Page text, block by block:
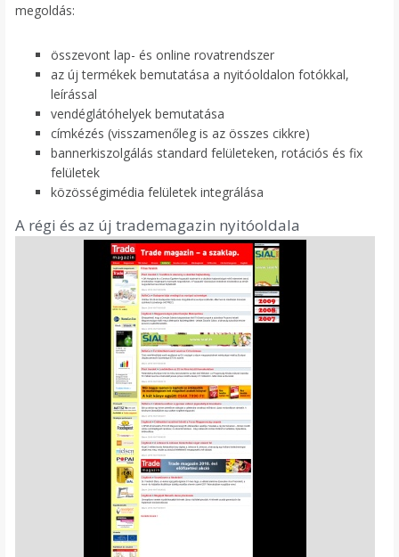
megoldás:
összevont lap- és online rovatrendszer
az új termékek bemutatása a nyitóoldalon fotókkal,
leírással
vendéglátóhelyek bemutatása
címkézés (visszamenőleg is az összes cikkre)
bannerkiszolgálás standard felületeken, rotációs és fix
felületek
közösségimédia felületek integrálása
A régi és az új trademagazin nyitóoldala